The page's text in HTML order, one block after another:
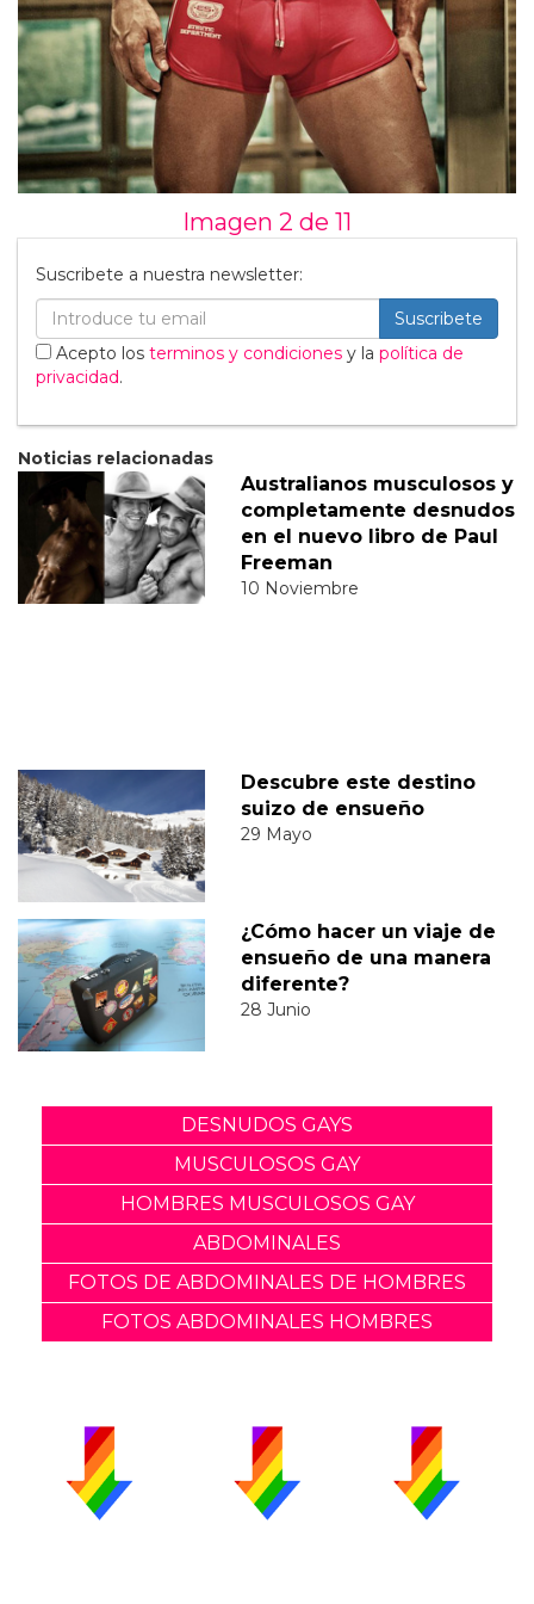
Imagen 2 de 11
Suscribete a nuestra newsletter:
Suscribete
Acepto los terminos y condiciones y la política de
privacidad.
Noticias relacionadas
Australianos musculosos y
completamente desnudos
en el nuevo libro de Paul
Freeman
10 Noviembre
Descubre este destino
suizo de ensueño
29 Mayo
¿Cómo hacer un viaje de
ensueño de una manera
diferente?
28 Junio
DESNUDOS GAYS
MUSCULOSOS GAY
HOMBRES MUSCULOSOS GAY
ABDOMINALES
FOTOS DE ABDOMINALES DE HOMBRES
FOTOS ABDOMINALES HOMBRES